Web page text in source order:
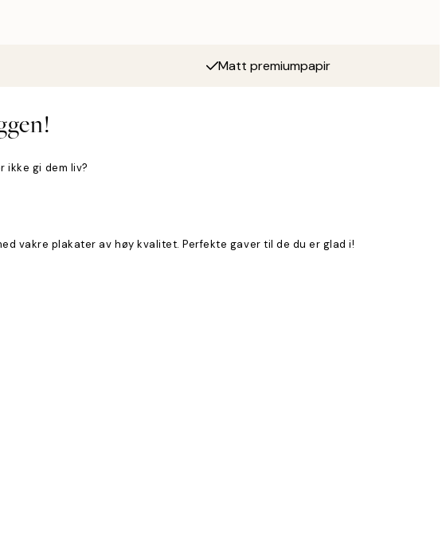
Matt premiumpapir
ikke gi dem liv?
vakre plakater av høy kvalitet. Perfekte gaver til de du er glad i!